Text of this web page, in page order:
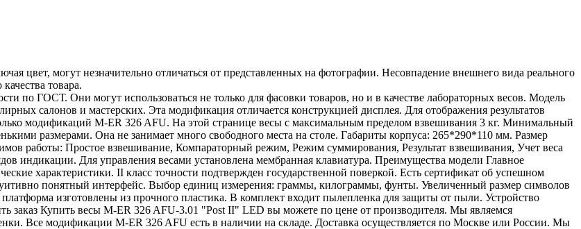
цвет, могут незначительно отличаться от представленных на фотографии. Несовпадение внешнего вида реального
товара.
по ГОСТ. Они могут использоваться не только для фасовки товаров, но и в качестве лабораторных весов. Модель
салонов и мастерских. Эта модификация отличается конструкцией дисплея. Для отображения результатов
модификаций M-ER 326 AFU. На этой странице весы с максимальным пределом взвешивания 3 кг. Минимальный
размерами. Она не занимает много свободного места на столе. Габариты корпуса: 265*290*110 мм. Размер
работы: Простое взвешивание, Компараторный режим, Режим суммирования, Результат взвешивания, Учет веса
индикации. Для управления весами установлена мембранная клавиатура. Преимущества модели Главное
характеристики. II класс точности подтвержден государственной поверкой. Есть сертификат об успешном
понятный интерфейс. Выбор единиц измерения: граммы, килограммы, фунты. Увеличенный размер символов
изготовлены из прочного пластика. В комплект входит пылепленка для защиты от пыли. Устройство
заказ Купить весы M-ER 326 AFU-3.01 "Post II" LED вы можете по цене от производителя. Мы являемся
Все модификации M-ER 326 AFU есть в наличии на складе. Доставка осуществляется по Москве или России. Мы